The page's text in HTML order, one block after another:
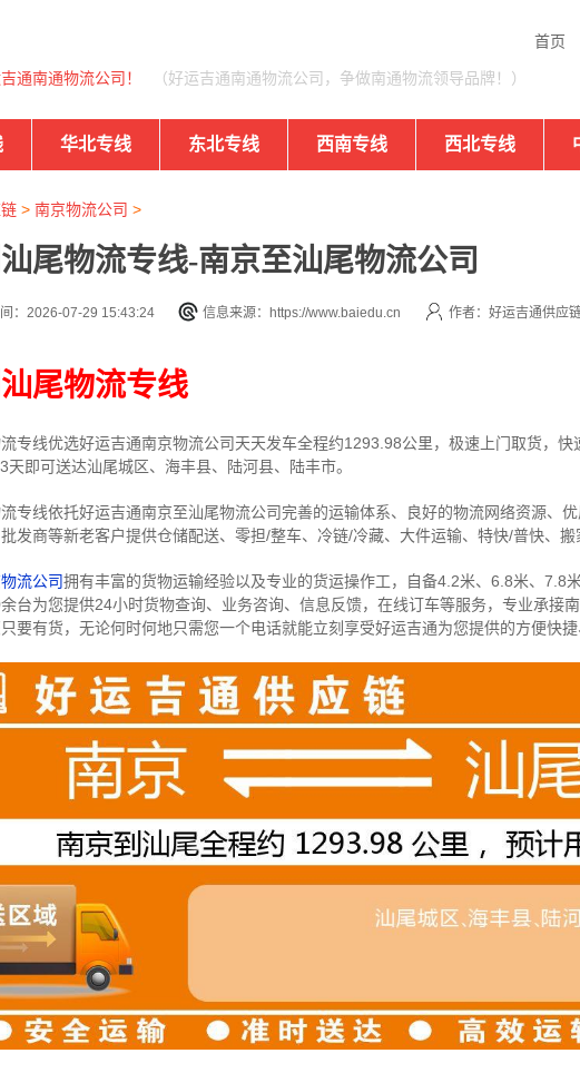
首页
通南通物流公司！ （好运吉通南通物流公司，争做南通物流领导品牌！）
华北专线 东北专线 西南专线 西北专线
> 南京物流公司 >
尾物流专线-南京至汕尾物流公司
：2026-07-29 15:43:24 信息来源：https://www.baiedu.cn 作者：好运吉通供应
尾物流专线
专线优选好运吉通南京物流公司天天发车全程约1293.98公里， 极速上门取货，快
天即可送达汕尾城区、海丰县、陆河县、陆丰市。
专线依托好运吉通南京至汕尾物流公司完善的运输体系、良好的物流网络资源、
发商等新老客户提供仓储配送、零担/整车、冷链/冷藏、大件运输、特快/普快、
流公司拥有丰富的货物运输经验以及专业的货运操作工，自备4.2米、6.8米、7.8
台为您提供24小时货物查询、业务咨询、信息反馈，在线订车等服务， 专业承接
要有货，无论何时何地只需您一个电话就能立刻享受好运吉通为您提供的方便快